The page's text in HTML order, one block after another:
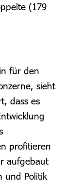
(179
für den
sieht
dass es
profitieren
aufgebaut
und Politik